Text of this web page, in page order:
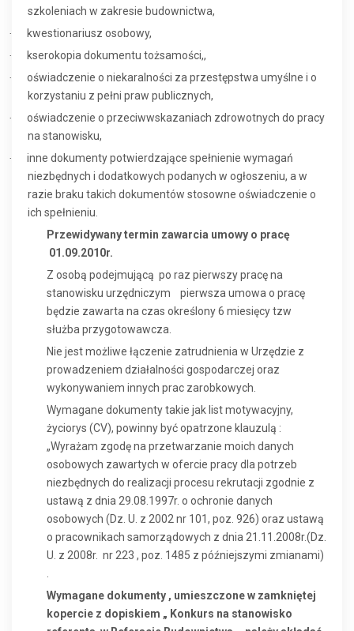
szkoleniach w zakresie budownictwa,
· kwestionariusz osobowy,
· kserokopia dokumentu tożsamości,,
·
oświadczenie o niekaralności za przestępstwa umyślne i o
korzystaniu z pełni praw publicznych,
·
oświadczenie o przeciwwskazaniach zdrowotnych do pracy
na stanowisku,
·
inne dokumenty potwierdzające spełnienie wymagań
niezbędnych i dodatkowych podanych w ogłoszeniu, a w
razie braku takich dokumentów stosowne oświadczenie o
ich spełnieniu.
Przewidywany termin zawarcia umowy o pracę
01.09.2010r.
Z osobą podejmującą po raz pierwszy pracę na
stanowisku urzędniczym
pierwsza umowa o pracę
będzie zawarta na czas określony 6 miesięcy tzw
służba przygotowawcza.
Nie jest możliwe łączenie zatrudnienia w Urzędzie z
prowadzeniem działalności gospodarczej oraz
wykonywaniem innych prac zarobkowych.
Wymagane dokumenty takie jak list motywacyjny,
życiorys (CV), powinny być opatrzone klauzulą :
„Wyrażam zgodę na przetwarzanie moich danych
osobowych zawartych w ofercie pracy dla potrzeb
niezbędnych do realizacji procesu rekrutacji zgodnie z
ustawą z dnia 29.08.1997r. o ochronie danych
osobowych (Dz. U. z 2002 nr 101, poz. 926) oraz ustawą
o pracownikach samorządowych z dnia 21.11.2008r.(Dz.
U. z 2008r. nr 223 , poz. 1485 z późniejszymi zmianami)
Wymagane dokumenty , umieszczone w zamkniętej
kopercie z dopiskiem „ Konkurs na stanowisko